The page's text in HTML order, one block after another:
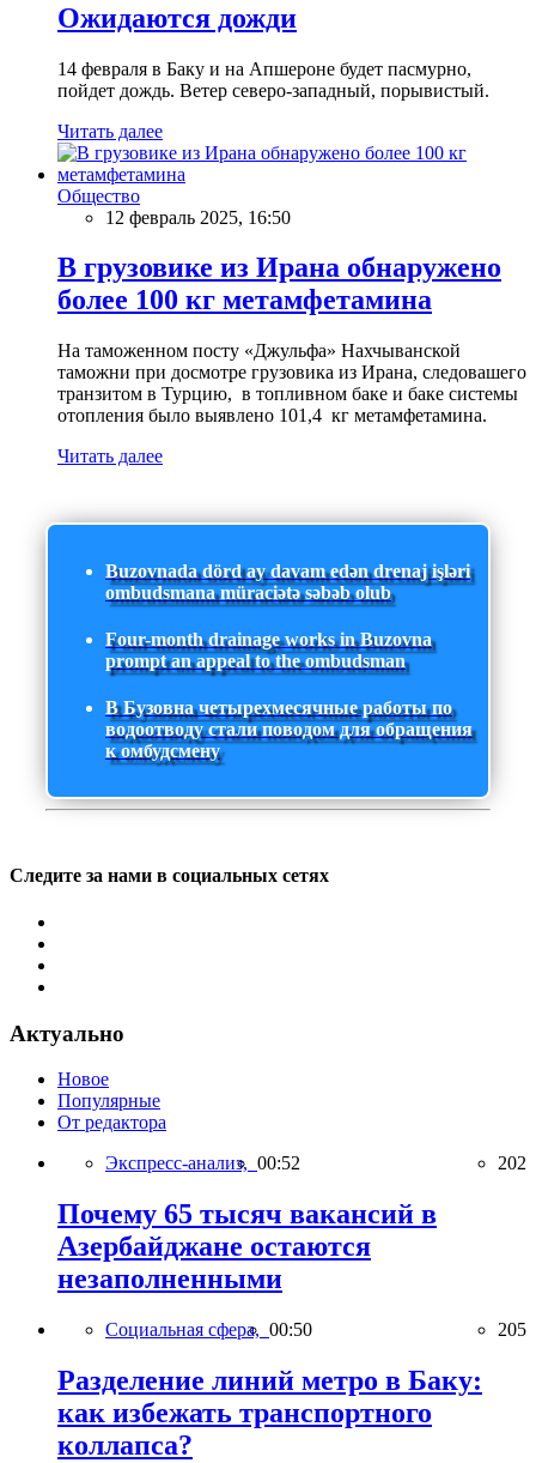
Ожидаются дожди
14 февраля в Баку и на Апшероне будет пасмурно,
пойдет дождь. Ветер северо-западный, порывистый.
Читать далее
Общество
12 февраль 2025, 16:50
В грузовике из Ирана обнаружено
более 100 кг метамфетамина
На таможенном посту «Джульфа» Нахчыванской
таможни при досмотре грузовика из Ирана, следовашего
транзитом в Турцию, в топливном баке и баке системы
отопления было выявлено 101,4 кг метамфетамина.
Читать далее
Buzovnada dörd ay davam edən drenaj işləri
ombudsmana müraciətə səbəb olub
Four-month drainage works in Buzovna
prompt an appeal to the ombudsman
В Бузовна четырехмесячные работы по
водоотводу стали поводом для обращения
к омбудсмену
Следите за нами в социальных сетях
Актуально
Новое
Популярные
От редактора
Экспресс-анализ, 00:52 202
Почему 65 тысяч вакансий в
Азербайджане остаются
незаполненными
Социальная сфера, 00:50 205
Разделение линий метро в Баку:
как избежать транспортного
коллапса?